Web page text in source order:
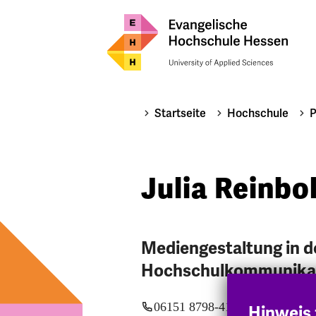
Startseite Hochschule
Julia
Mediengestaltung in
06151 8798-414